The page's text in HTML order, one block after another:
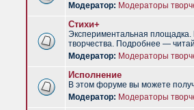
Модератор: Модераторы
Стихи+
Экспериментальная площадка.
творчества. Подробнее —
Модератор: Модераторы
Исполнение
В этом форуме вы можете
Модератор: Модераторы